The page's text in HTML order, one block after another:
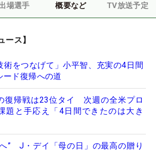
場選手 概要など TV放送予定
ース】
術をつなげて」小平智、充実の4日間
ード復帰への道
復帰戦は23位タイ 次週の全米プロ
題と手応え「4日間できたのは大き
” J・デイ「母の日」の最高の贈り